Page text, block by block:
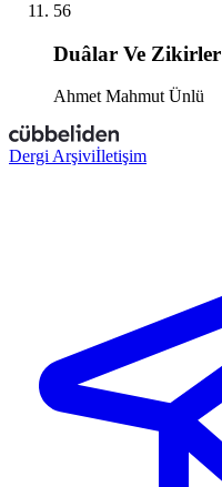
56
Duâlar Ve Zikirler
Ahmet Mahmut Ünlü
Dergi Arşiviİletişim